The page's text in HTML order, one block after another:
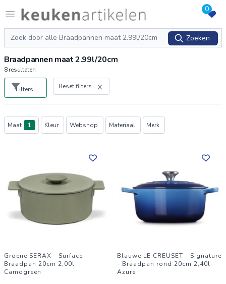
Open menu
Logo keukenartikelen.com 0
Zoeken
Zoeken
Braadpannen maat 2.99l/20cm
8resultaten
Filters Reset filters
Producten
Maat 1 Kleur Webshop Materiaal Merk
Groene SERAX - Surface -
Braadpan 20cm 2,00l
Camogreen
Blauwe LE CREUSET - Signature
- Braadpan rond 20cm 2,40l
Azure